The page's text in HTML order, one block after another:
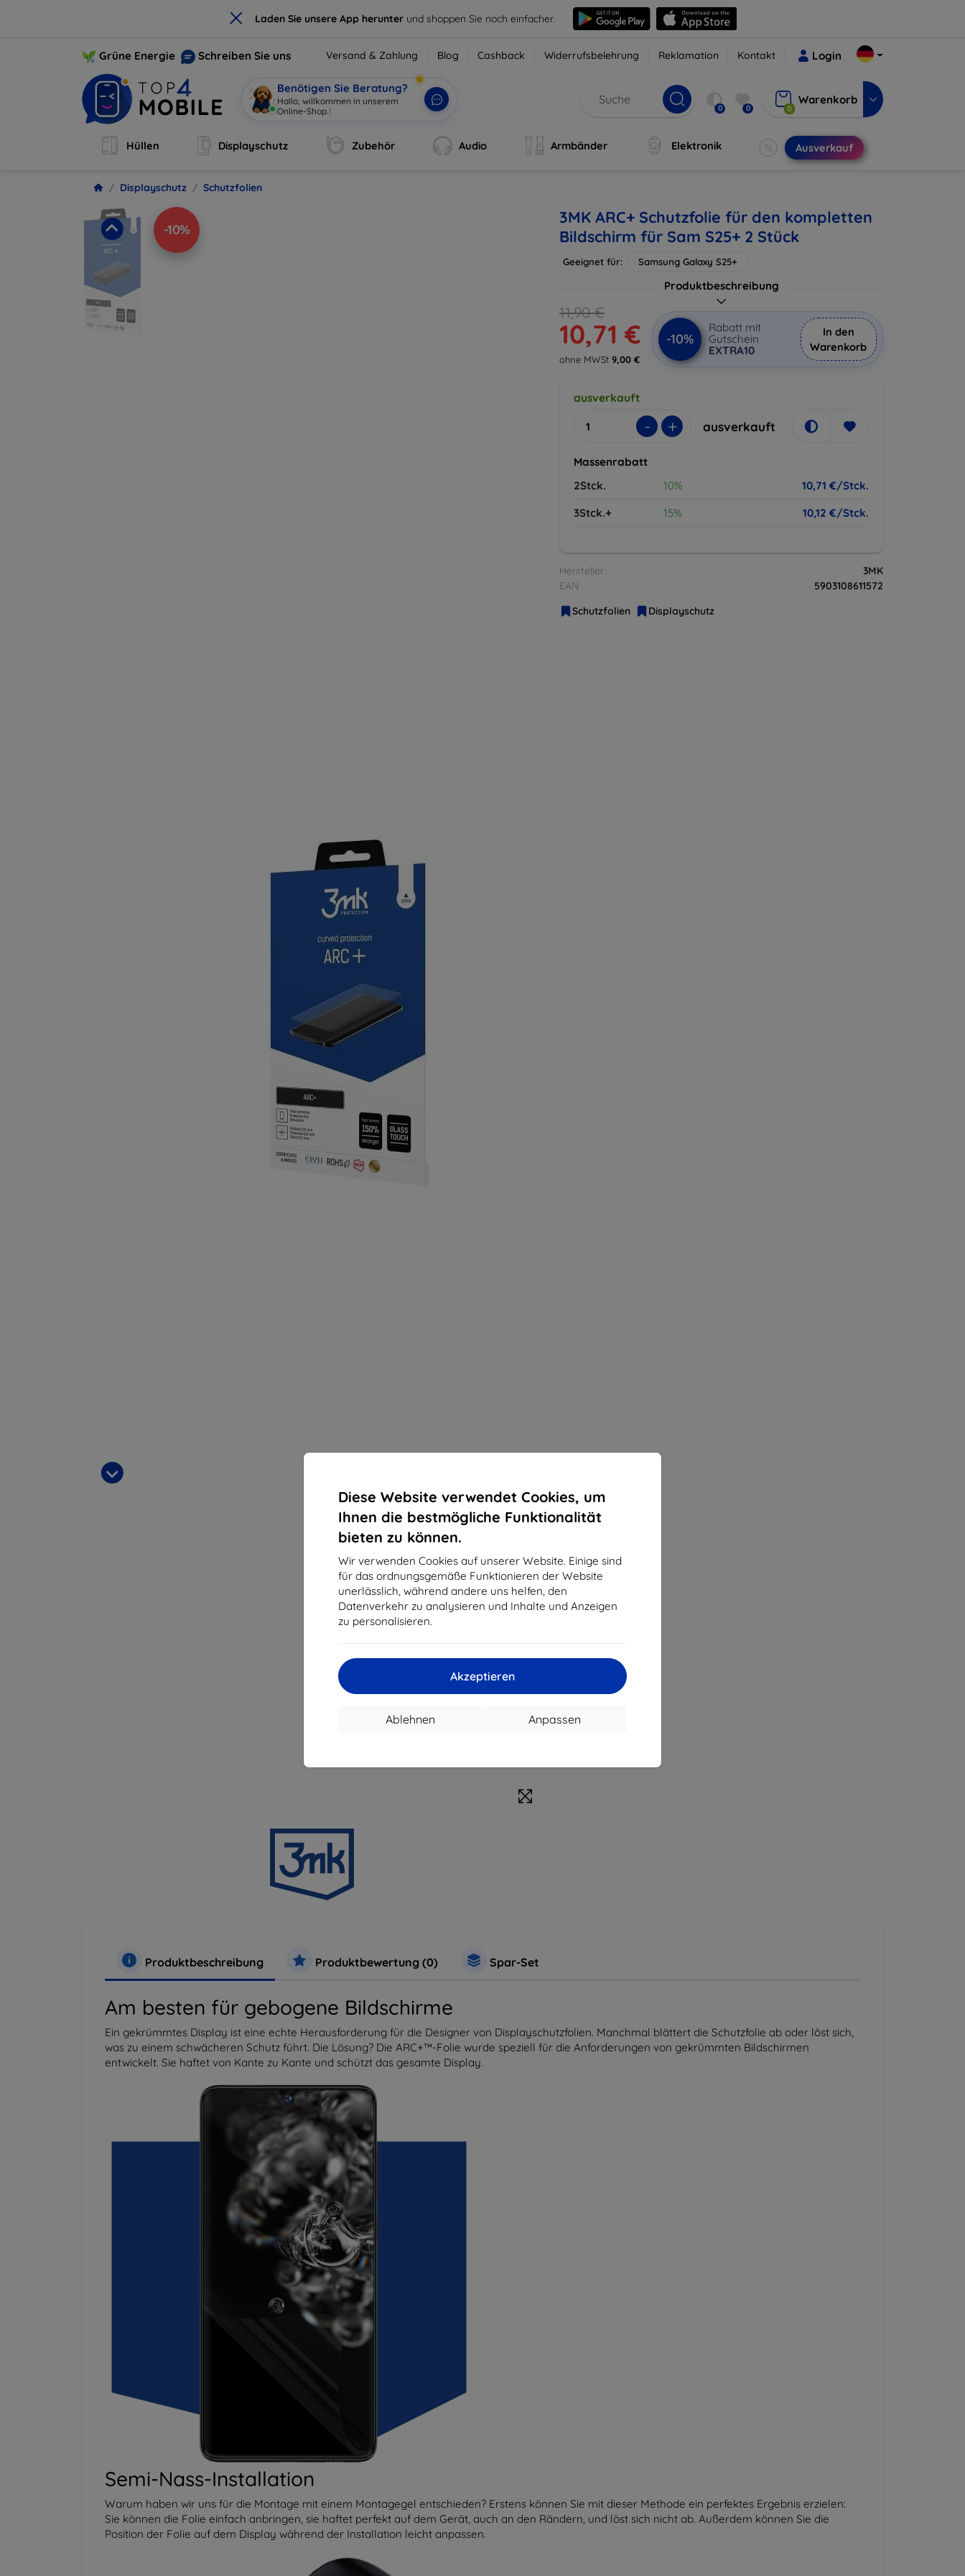
× Laden Sie unsere App herunter und shoppen Sie noch einfacher.
Diese Website verwendet Cookies, um
Ihnen die bestmögliche Funktionalität
bieten zu können.
Wir verwenden Cookies auf unserer Website. Einige sind
für das ordnungsgemäße Funktionieren der Website
unerlässlich, während andere uns helfen, den
Datenverkehr zu analysieren und Inhalte und Anzeigen
zu personalisieren.
Akzeptieren
Anpassen
Ablehnen
Grüne Energie Schreiben Sie uns Versand & Zahlung Blog Cashback Widerrufsbelehrung Reklamation Kontakt Login
Benötigen Sie Beratung?
Ich| 0 0 0
Warenkorb
Hüllen Displayschutz Zubehör Audio Armbänder Elektronik Ausverkauf
Displayschutz Schutzfolien
-10%
3MK ARC+ Schutzfolie für den kompletten
Bildschirm für Sam S25+ 2 Stück
Geeignet für: Samsung Galaxy S25+
Produktbeschreibung
11,90 €
10,71 €
ohne MWSt 9,00 €
-10%
Rabatt mit
Gutschein
EXTRA10
In den
Warenkorb
ausverkauft
- + ausverkauft
Massenrabatt
2Stck.
10%
10,71 €/Stck.
3Stck.+
15% 10,12 €/Stck.
Hersteller
3MK
EAN
5903108611572
Schutzfolien
Displayschutz
Produktbeschreibung Produktbewertung (0) Spar-Set
Am besten für gebogene Bildschirme
Ein gekrümmtes Display ist eine echte Herausforderung für die Designer von Displayschutzfolien. Manchmal blättert die Schutzfolie ab oder löst sich,
was zu einem schwächeren Schutz führt. Die Lösung? Die ARC+™-Folie wurde speziell für die Anforderungen von gekrümmten Bildschirmen
entwickelt. Sie haftet von Kante zu Kante und schützt das gesamte Display.
Semi-Nass-Installation
Warum haben wir uns für die Montage mit einem Montagegel entschieden? Erstens können Sie mit dieser Methode ein perfektes Ergebnis erzielen:
Sie können die Folie einfach anbringen, sie haftet perfekt auf dem Gerät, auch an den Rändern, und löst sich nicht ab. Außerdem können Sie die
Position der Folie auf dem Display während der Installation leicht anpassen.